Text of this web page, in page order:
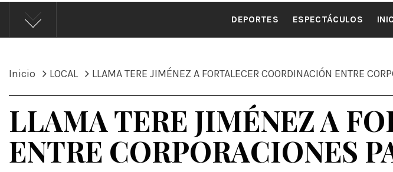
ÁNDALE
DEPORTES ESPECTÁCULOS
Inicio LOCAL LLAMA TERE JIMÉNEZ A FORTALECER COORDINACIÓN ENTRE
LLAMA TERE JIMÉNEZ A
ENTRE CORPORACIONES